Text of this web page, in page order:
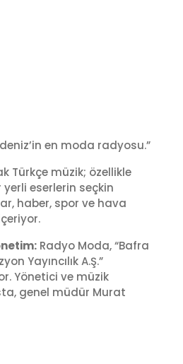
en moda radyosu.”
Türkçe müzik; özellikle
eserlerin seçkin
haber, spor ve hava
Radyo Moda, “Bafra
Yayıncılık A.Ş.”
Yönetici ve müzik
genel müdür Murat